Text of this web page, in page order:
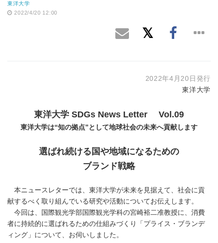
東洋大学
2022/4/20 12:00
2022年4月20日発行
東洋大学
東洋大学 SDGs News Letter Vol.09
東洋大学は“知の拠点”として地球社会の未来へ貢献します
選ばれ続ける国や地域になるための
ブランド戦略
本ニュースレターでは、東洋大学が未来を見据えて、社会に貢
献するべく取り組んでいる研究や活動についてお伝えします。
今回は、国際観光学部国際観光学科の宮崎裕二准教授に、消費
者に持続的に選ばれるための仕組みづくり「プライス・ブランデ
ィング」について、お伺いしました。